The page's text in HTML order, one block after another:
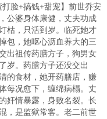
打脸+搞钱+甜宠】前世乔安
公婆身体康健，丈夫功成
枯，只活到岁。临死她才
包，她呕心沥血养大的三
出祖传药膳方子，狗男女
岁。药膳方子还没交出
的食材，她开药膳店，赚
每况愈下，缠绵病榻。丈
奸情暴露，身败名裂。长
，是监狱常客。老二前世